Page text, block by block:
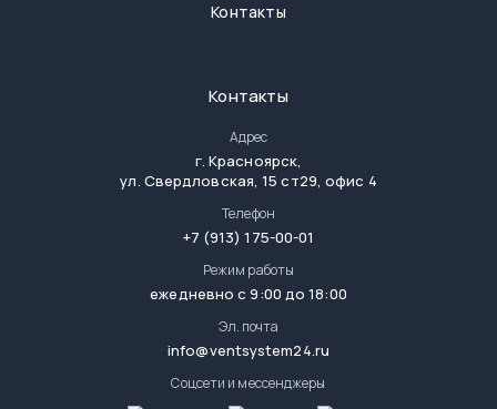
Контакты
Контакты
Адрес
г.Красноярск,
ул. Свердловская, 15 ст29, офис 4
Телефон
+7 (913) 175-00-01
Режим работы
ежедневно с 9:00 до 18:00
Эл. почта
info@ventsystem24.ru
Соцсети и мессенджеры